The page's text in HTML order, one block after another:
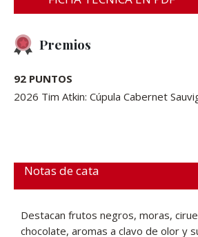
Premios
92 PUNTOS
2026 Tim Atkin: Cúpula Cabernet
Notas de cata
Destacan frutos negros, moras,
chocolate, aromas a clavo de olor y